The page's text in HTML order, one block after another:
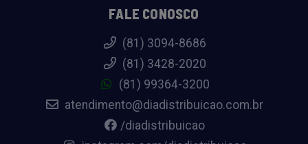
FALE CONOSCO
(81) 3094-8686
(81) 3428-2020
(81) 99364-3200
atendimento@diadistribuicao.com.br
/diadistribuicao